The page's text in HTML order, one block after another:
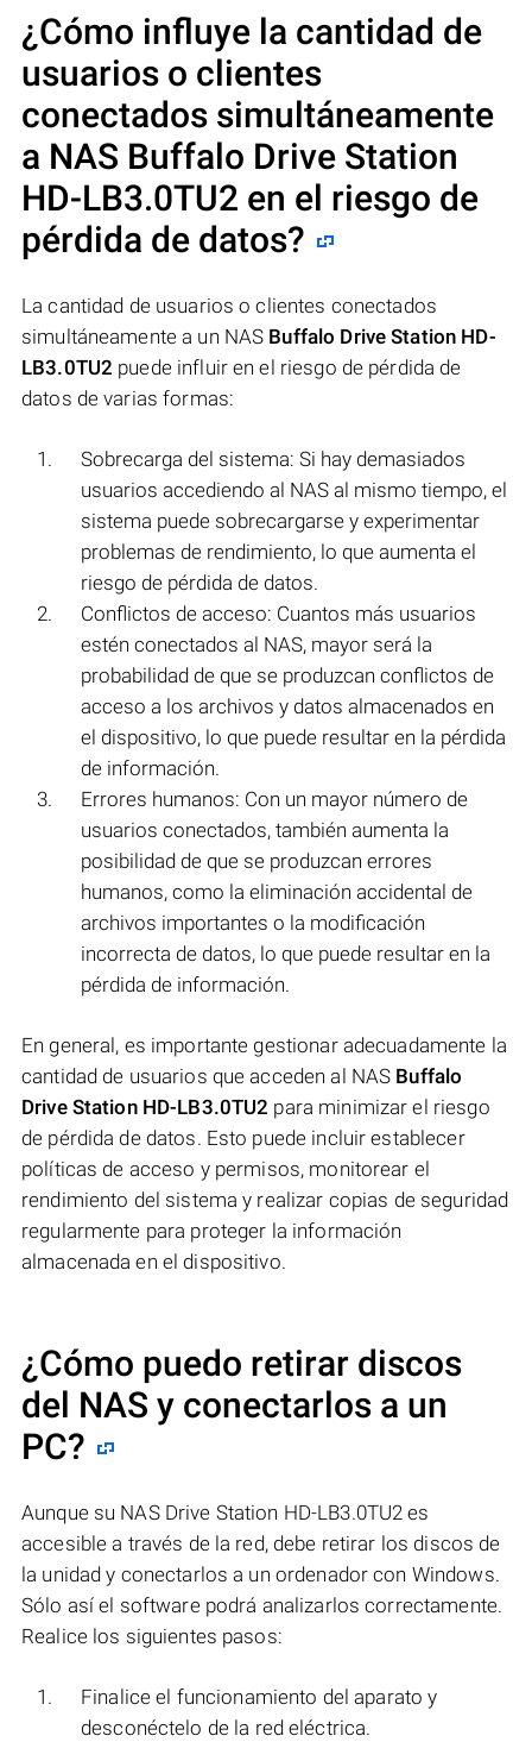
¿Cómo influye la cantidad de
usuarios o clientes
conectados simultáneamente
a NAS Buffalo Drive Station
HD-LB3.0TU2 en el riesgo de
pérdida de datos?
La cantidad de usuarios o clientes conectados
simultáneamente a un NAS Buffalo Drive Station HD-
LB3.0TU2 puede influir en el riesgo de pérdida de
datos de varias formas:
Sobrecarga del sistema: Si hay demasiados
usuarios accediendo al NAS al mismo tiempo, el
sistema puede sobrecargarse y experimentar
problemas de rendimiento, lo que aumenta el
riesgo de pérdida de datos.
Conflictos de acceso: Cuantos más usuarios
estén conectados al NAS, mayor será la
probabilidad de que se produzcan conflictos de
acceso a los archivos y datos almacenados en
el dispositivo, lo que puede resultar en la pérdida
de información.
Errores humanos: Con un mayor número de
usuarios conectados, también aumenta la
posibilidad de que se produzcan errores
humanos, como la eliminación accidental de
archivos importantes o la modificación
incorrecta de datos, lo que puede resultar en la
pérdida de información.
En general, es importante gestionar adecuadamente la
cantidad de usuarios que acceden al NAS Buffalo
Drive Station HD-LB3.0TU2 para minimizar el riesgo
de pérdida de datos. Esto puede incluir establecer
políticas de acceso y permisos, monitorear el
rendimiento del sistema y realizar copias de seguridad
regularmente para proteger la información
almacenada en el dispositivo.
¿Cómo puedo retirar discos
del NAS y conectarlos a un
PC?
Aunque su NAS Drive Station HD-LB3.0TU2 es
accesible a través de la red, debe retirar los discos de
la unidad y conectarlos a un ordenador con Windows.
Sólo así el software podrá analizarlos correctamente.
Realice los siguientes pasos:
Finalice el funcionamiento del aparato y
desconéctelo de la red eléctrica.